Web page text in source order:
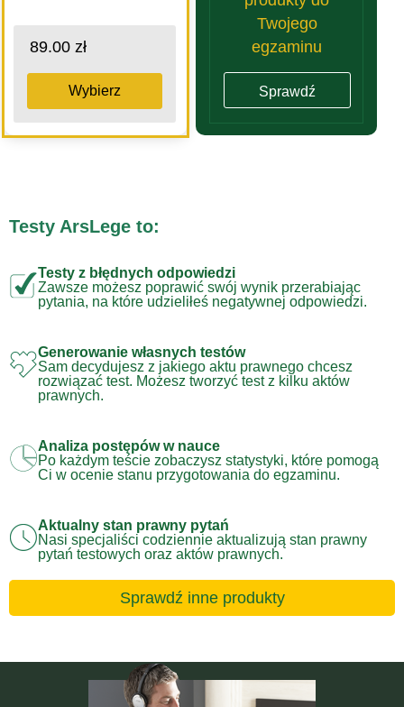
89.00 zł
Wybierz
Twojego
egzaminu
Sprawdź
Testy ArsLege to:
Testy z błędnych odpowiedzi
Zawsze możesz poprawić swój wynik przerabiając
pytania, na które udzieliłeś negatywnej odpowiedzi.
Generowanie własnych testów
Sam decydujesz z jakiego aktu prawnego chcesz
rozwiązać test. Możesz tworzyć test z kilku aktów
prawnych.
Analiza postępów w nauce
Po każdym teście zobaczysz statystyki, które pomogą
Ci w ocenie stanu przygotowania do egzaminu.
Aktualny stan prawny pytań
Nasi specjaliści codziennie aktualizują stan prawny
pytań testowych oraz aktów prawnych.
Sprawdź inne produkty